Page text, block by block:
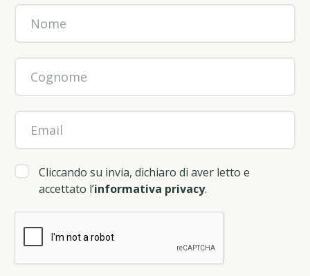
Cliccando su invia, dichiaro di aver letto e
accettato l’informativa privacy.